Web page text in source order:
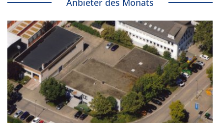
Anbieter des Monats